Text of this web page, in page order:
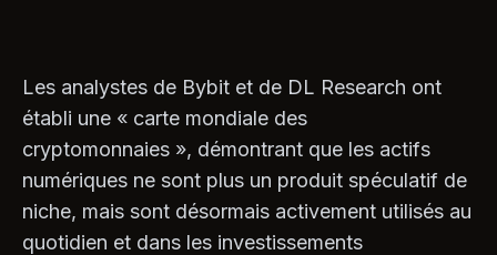
Les analystes de Bybit et de DL Research ont
établi une « carte mondiale des
cryptomonnaies », démontrant que les actifs
numériques ne sont plus un produit spéculatif de
niche, mais sont désormais activement utilisés au
quotidien et dans les investissements